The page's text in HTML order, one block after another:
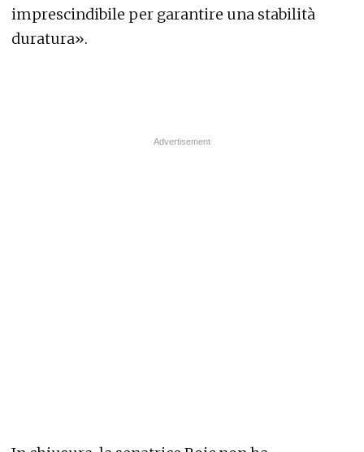
imprescindibile per garantire una stabilità
duratura».